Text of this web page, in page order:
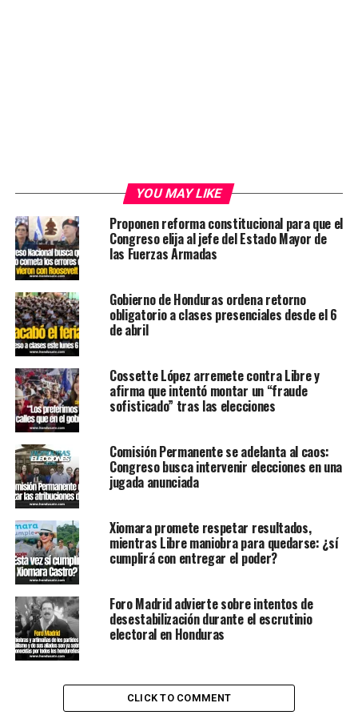
YOU MAY LIKE
Proponen reforma constitucional para que el
Congreso elija al jefe del Estado Mayor de
las Fuerzas Armadas
Gobierno de Honduras ordena retorno
obligatorio a clases presenciales desde el 6
de abril
Cossette López arremete contra Libre y
afirma que intentó montar un “fraude
sofisticado” tras las elecciones
Comisión Permanente se adelanta al caos:
Congreso busca intervenir elecciones en una
jugada anunciada
Xiomara promete respetar resultados,
mientras Libre maniobra para quedarse: ¿sí
cumplirá con entregar el poder?
Foro Madrid advierte sobre intentos de
desestabilización durante el escrutinio
electoral en Honduras
CLICK TO COMMENT